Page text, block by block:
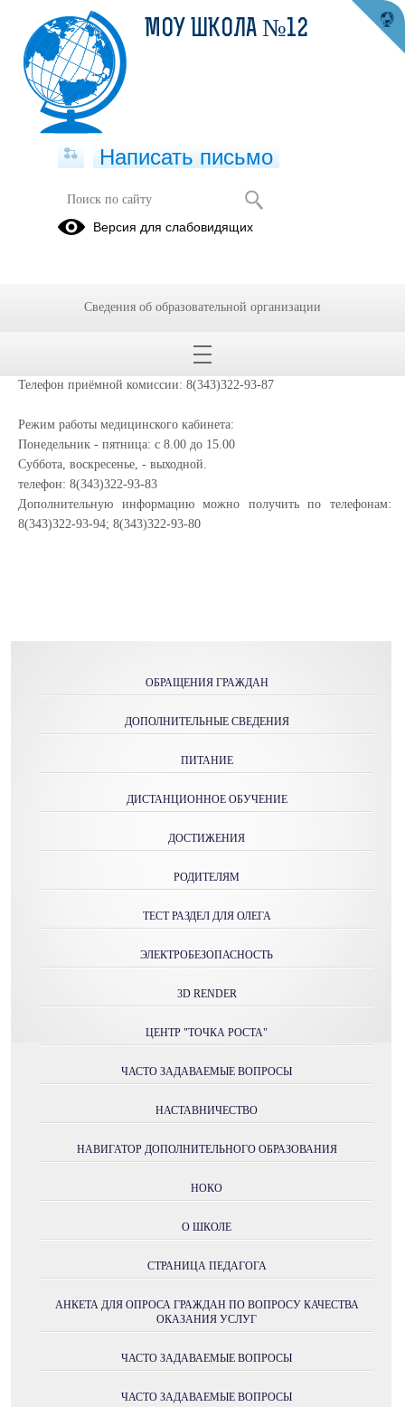
Режим работы приемной комиссии
Режим работы приемной комиссии:
Телефон приёмной комиссии: 8(343)322-93-87
Режим работы медицинского кабинета:
Понедельник - пятница: с 8.00 до 15.00
Cуббота, воскресенье, - выходной.
телефон: 8(343)322-93-83
Дополнительную информацию можно получить по телефонам:
8(343)322-93-94; 8(343)322-93-80
ОБРАЩЕНИЯ ГРАЖДАН
ДОПОЛНИТЕЛЬНЫЕ СВЕДЕНИЯ
ПИТАНИЕ
ДИСТАНЦИОННОЕ ОБУЧЕНИЕ
ДОСТИЖЕНИЯ
РОДИТЕЛЯМ
ТЕСТ РАЗДЕЛ ДЛЯ ОЛЕГА
ЭЛЕКТРОБЕЗОПАСНОСТЬ
3D RENDER
ЦЕНТР "ТОЧКА РОСТА"
ЧАСТО ЗАДАВАЕМЫЕ ВОПРОСЫ
НАСТАВНИЧЕСТВО
НАВИГАТОР ДОПОЛНИТЕЛЬНОГО ОБРАЗОВАНИЯ
НОКО
О ШКОЛЕ
СТРАНИЦА ПЕДАГОГА
АНКЕТА ДЛЯ ОПРОСА ГРАЖДАН ПО ВОПРОСУ КАЧЕСТВА
ОКАЗАНИЯ УСЛУГ
ЧАСТО ЗАДАВАЕМЫЕ ВОПРОСЫ
ЧАСТО ЗАДАВАЕМЫЕ ВОПРОСЫ
МОУ ШКОЛА №12
Написать письмо
Версия для слабовидящих
Сведения об образовательной организации